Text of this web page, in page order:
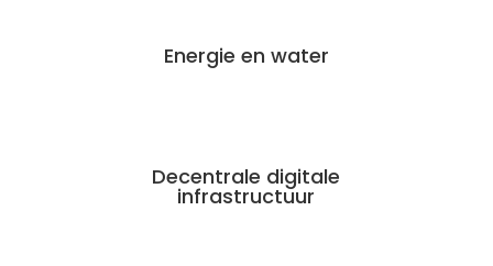
Energie en water
Decentrale digitale
infrastructuur